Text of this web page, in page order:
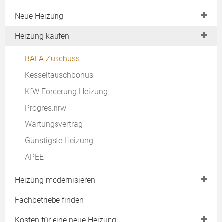
Neue Heizung
Heizungswechsel jetzt!
Wie Heizen?
Günstig Heizen
Sparsam Heizen
Heizung kaufen
BAFA Zuschuss
Kesseltauschbonus
KfW Förderung Heizung
Progres.nrw
Wartungsvertrag
Günstigste Heizung
APEE
Heizung modernisieren
Heizungssanierung
Solare Nachrüstung
Fachbetriebe finden
Kosten für eine neue Heizung